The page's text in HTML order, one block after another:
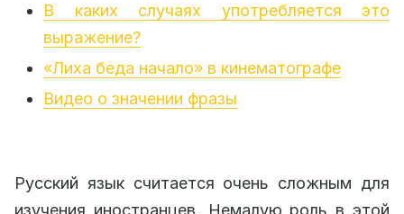
В каких случаях употребляется это
выражение?
«Лиха беда начало» в кинематографе
Видео о значении фразы
Русский язык считается очень сложным для
изучения иностранцев. Немалую роль в этой